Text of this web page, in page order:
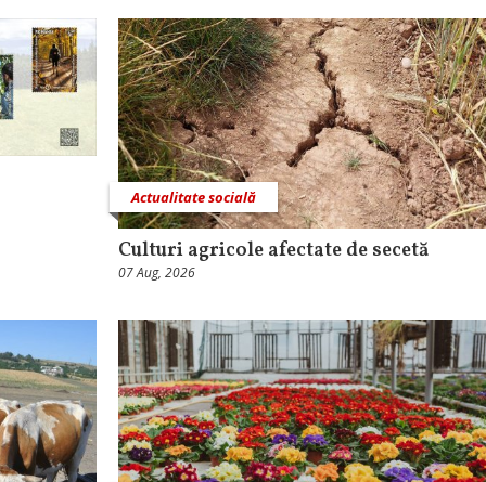
Actualitate socială
Culturi agricole afectate de secetă
07 Aug, 2026